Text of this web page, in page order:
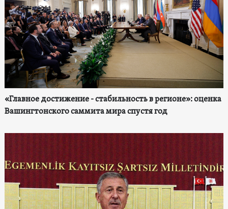
«Главное достижение - стабильность в регионе»: оценка
Вашингтонского саммита мира спустя год